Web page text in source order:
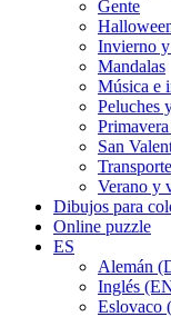
Gente
Invierno
Mandalas
Música e
Peluches
San
Transporte
Verano y
Dibujos para
Online puzzle
ES
Alemán
Inglés
Eslovaco